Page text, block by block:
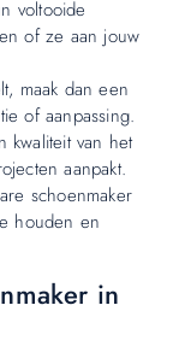
voltooide
of ze aan jouw
maak dan een
of aanpassing.
kwaliteit van het
aanpakt.
schoenmaker
houden en
in